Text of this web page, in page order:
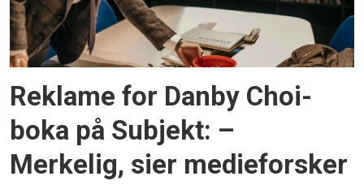
Reklame for Danby Choi-
boka på Subjekt: –
Merkelig, sier medieforsker